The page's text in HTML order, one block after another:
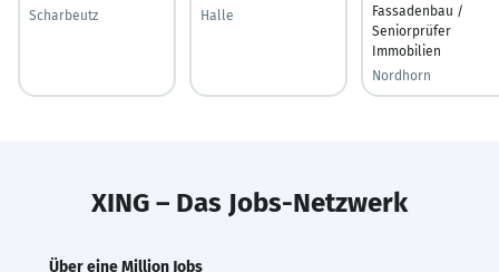
Scharbeutz
Halle
Fassadenbau /
Seniorprüfer
Immobilien
Nordhorn
XING – Das Jobs-Netzwerk
Über eine Million Jobs